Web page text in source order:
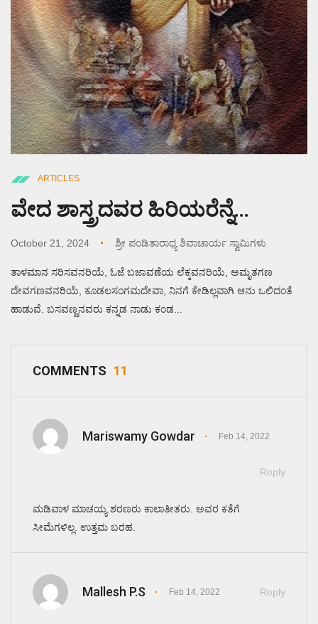
ARTICLES
ವೇದ ಶಾಸ್ತ್ರದವರ ಹಿರಿಯರೆನ್ನೆ…
October 21, 2024 ಶ್ರೀ ಪಂಡಿತಾರಾಧ್ಯ ಶಿವಾಚಾರ್ಯ ಸ್ವಾಮಿಗಳು
ತಾಳಮಾನ ಸರಿಸವನರಿಯೆ, ಓಜೆ ಬಜಾವಣೆಯ ಲೆಕ್ಕವನರಿಯೆ, ಅಮೃತಗಣ
ದೇವಗಣವನರಿಯೆ, ಕೂಡಲಸಂಗಮದೇವಾ, ನಿನಗೆ ಕೇಡಿಲ್ಲವಾಗಿ ಆನು ಒಲಿದಂತೆ
ಹಾಡುವೆ. ಬಸವಣ್ಣನವರು ಕನ್ನಡ ನಾಡು ಕಂಡ...
COMMENTS 11
Mariswamy Gowdar Feb 14, 2022
Reply
ಮಡಿವಾಳ ಮಾಚಯ್ಯ ಶರಣರು ಕಾಲಾತೀತರು. ಅವರ ಕತೆಗೆ
ಸೀಮೆಗಳಿಲ್ಲ. ಉತ್ತಮ ಬರಹ.
Mallesh P.S Feb 14, 2022 Reply